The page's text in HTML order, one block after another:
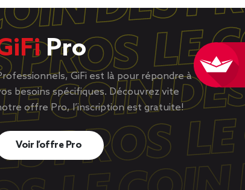
Pro
GiFi est là pour répondre à
besoins spécifiques. Découvrez vite
offre Pro, l’inscription est gratuite!
Voir l’offre Pro